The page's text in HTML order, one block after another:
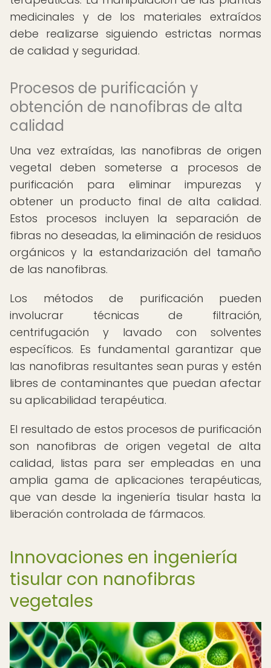
medicinales y de los materiales extraídos
debe realizarse siguiendo estrictas normas
de calidad y seguridad.
Procesos de purificación y
obtención de nanofibras de alta
calidad
Una vez extraídas, las nanofibras de origen
vegetal deben someterse a procesos de
purificación para eliminar impurezas y
obtener un producto final de alta calidad.
Estos procesos incluyen la separación de
fibras no deseadas, la eliminación de residuos
orgánicos y la estandarización del tamaño
de las nanofibras.
Los métodos de purificación pueden
involucrar técnicas de filtración,
centrifugación y lavado con solventes
específicos. Es fundamental garantizar que
las nanofibras resultantes sean puras y estén
libres de contaminantes que puedan afectar
su aplicabilidad terapéutica.
El resultado de estos procesos de purificación
son nanofibras de origen vegetal de alta
calidad, listas para ser empleadas en una
amplia gama de aplicaciones terapéuticas,
que van desde la ingeniería tisular hasta la
liberación controlada de fármacos.
Innovaciones en ingeniería
tisular con nanofibras
vegetales